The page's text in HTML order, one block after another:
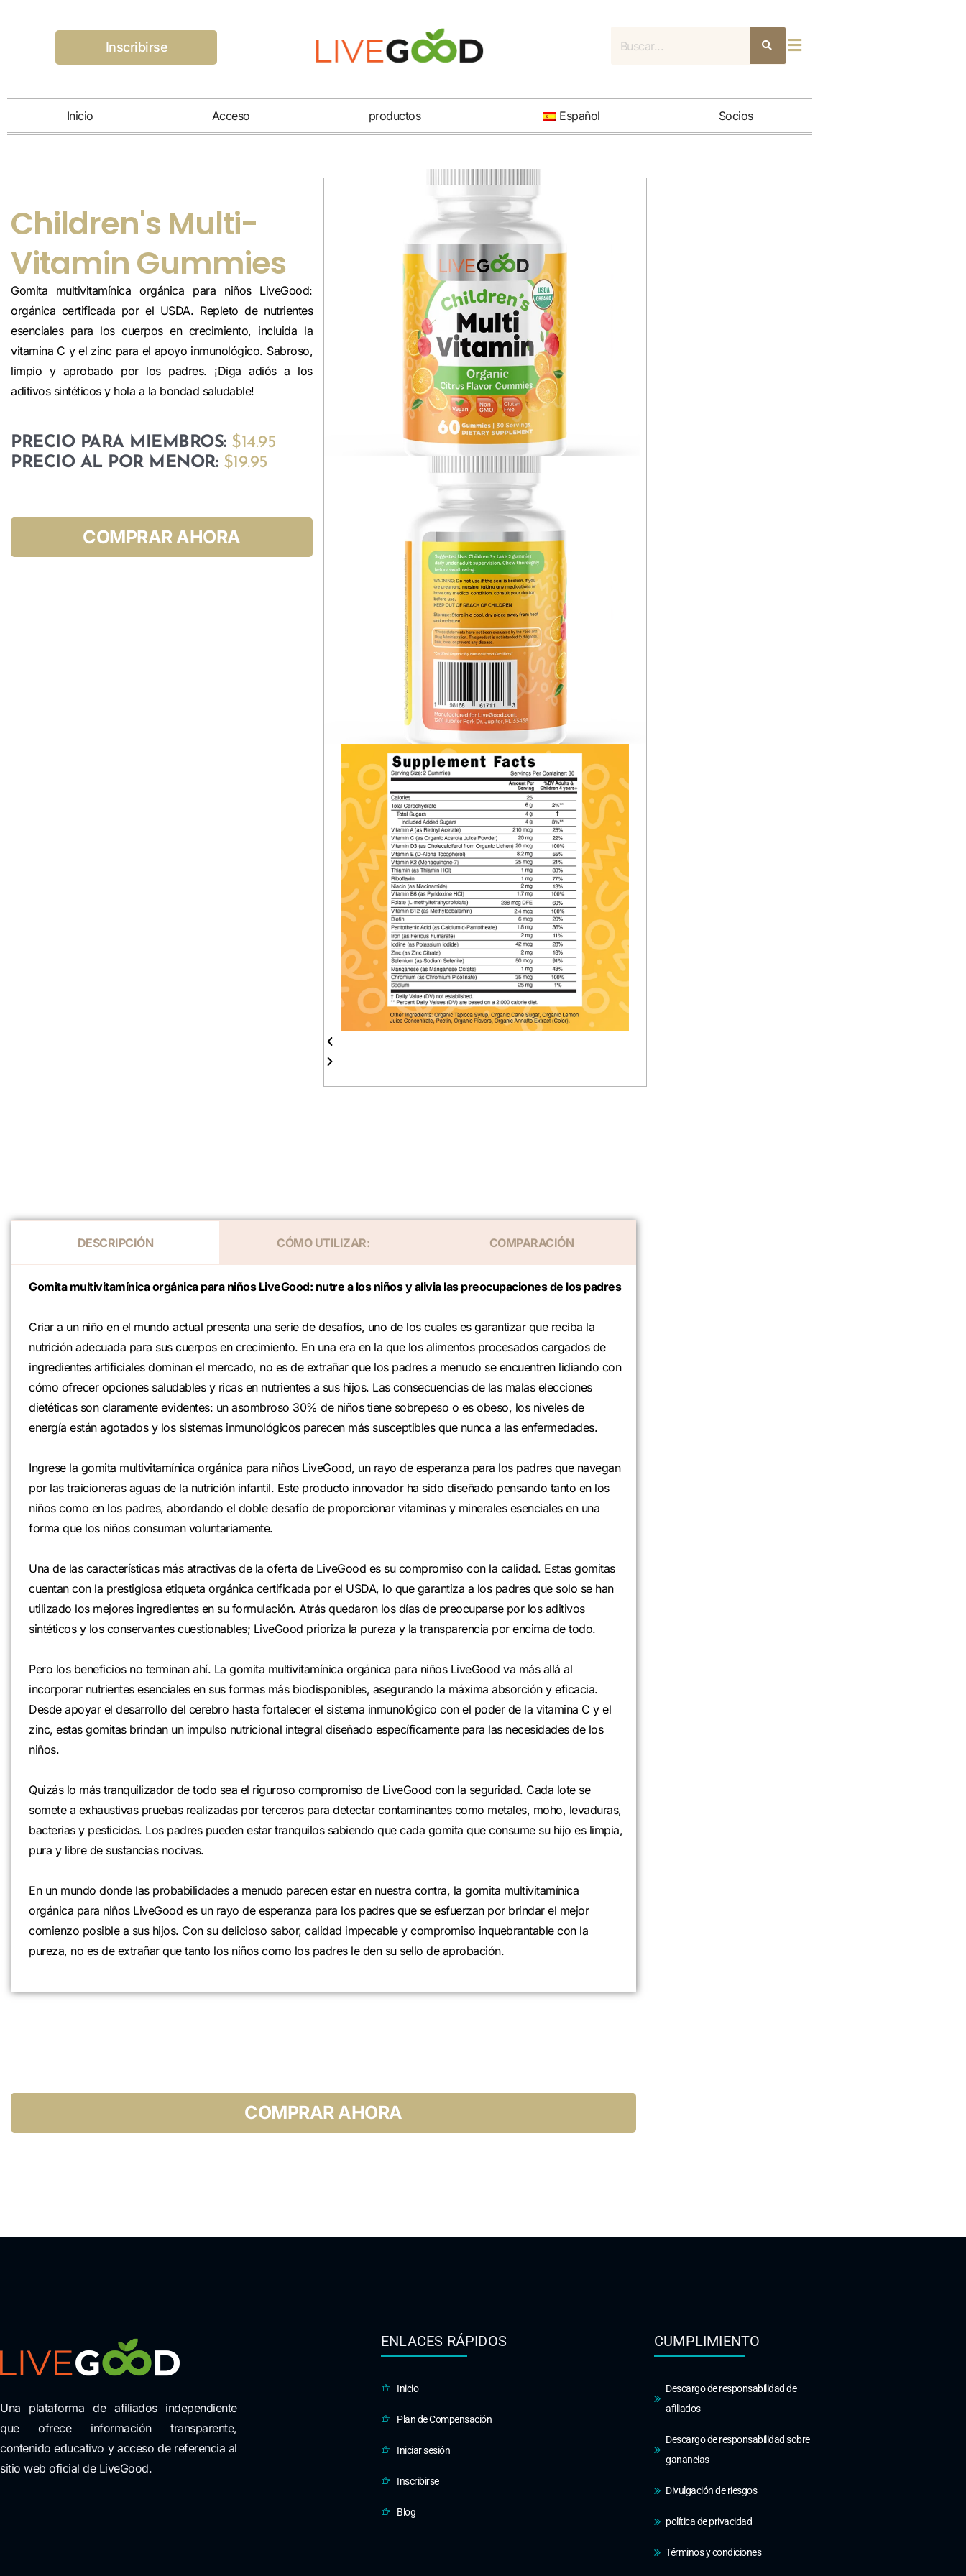
Inscribirse
Buscar
Inicio Acceso productos Español Socios
Children's Multi-
Vitamin Gummies
Gomita multivitamínica orgánica para niños LiveGood:
orgánica certificada por el USDA. Repleto de nutrientes
esenciales para los cuerpos en crecimiento, incluida la
vitamina C y el zinc para el apoyo inmunológico. Sabroso,
limpio y aprobado por los padres. ¡Diga adiós a los
aditivos sintéticos y hola a la bondad saludable!
PRECIO PARA MIEMBROS: $14.95
PRECIO AL POR MENOR: $19.95
COMPRAR AHORA
DESCRIPCIÓN CÓMO UTILIZAR: COMPARACIÓN
Gomita multivitamínica orgánica para niños LiveGood: nutre a los niños y alivia las preocupaciones de los padres
Criar a un niño en el mundo actual presenta una serie de desafíos, uno de los cuales es garantizar que reciba la
nutrición adecuada para sus cuerpos en crecimiento. En una era en la que los alimentos procesados cargados de
ingredientes artificiales dominan el mercado, no es de extrañar que los padres a menudo se encuentren lidiando con
cómo ofrecer opciones saludables y ricas en nutrientes a sus hijos. Las consecuencias de las malas elecciones
dietéticas son claramente evidentes: un asombroso 30% de niños tiene sobrepeso o es obeso, los niveles de
energía están agotados y los sistemas inmunológicos parecen más susceptibles que nunca a las enfermedades.
Ingrese la gomita multivitamínica orgánica para niños LiveGood, un rayo de esperanza para los padres que navegan
por las traicioneras aguas de la nutrición infantil. Este producto innovador ha sido diseñado pensando tanto en los
niños como en los padres, abordando el doble desafío de proporcionar vitaminas y minerales esenciales en una
forma que los niños consuman voluntariamente.
Una de las características más atractivas de la oferta de LiveGood es su compromiso con la calidad. Estas gomitas
cuentan con la prestigiosa etiqueta orgánica certificada por el USDA, lo que garantiza a los padres que solo se han
utilizado los mejores ingredientes en su formulación. Atrás quedaron los días de preocuparse por los aditivos
sintéticos y los conservantes cuestionables; LiveGood prioriza la pureza y la transparencia por encima de todo.
Pero los beneficios no terminan ahí. La gomita multivitamínica orgánica para niños LiveGood va más allá al
incorporar nutrientes esenciales en sus formas más biodisponibles, asegurando la máxima absorción y eficacia.
Desde apoyar el desarrollo del cerebro hasta fortalecer el sistema inmunológico con el poder de la vitamina C y el
zinc, estas gomitas brindan un impulso nutricional integral diseñado específicamente para las necesidades de los
niños.
Quizás lo más tranquilizador de todo sea el riguroso compromiso de LiveGood con la seguridad. Cada lote se
somete a exhaustivas pruebas realizadas por terceros para detectar contaminantes como metales, moho, levaduras,
bacterias y pesticidas. Los padres pueden estar tranquilos sabiendo que cada gomita que consume su hijo es limpia,
pura y libre de sustancias nocivas.
En un mundo donde las probabilidades a menudo parecen estar en nuestra contra, la gomita multivitamínica
orgánica para niños LiveGood es un rayo de esperanza para los padres que se esfuerzan por brindar el mejor
comienzo posible a sus hijos. Con su delicioso sabor, calidad impecable y compromiso inquebrantable con la
pureza, no es de extrañar que tanto los niños como los padres le den su sello de aprobación.
COMPRAR AHORA
Una plataforma de afiliados independiente
que ofrece información transparente,
contenido educativo y acceso de referencia al
sitio web oficial de LiveGood.
ENLACES RÁPIDOS
Inicio
Plan de Compensación
Iniciar sesión
Inscribirse
Blog
CUMPLIMIENTO
Descargo de responsabilidad de
afiliados
Descargo de responsabilidad sobre
ganancias
Divulgación de riesgos
política de privacidad
Términos y condiciones